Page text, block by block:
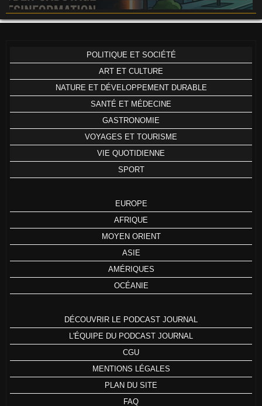
POLITIQUE ET SOCIÉTÉ
ART ET CULTURE
NATURE ET DÉVELOPPEMENT DURABLE
SANTÉ ET MÉDECINE
GASTRONOMIE
VOYAGES ET TOURISME
VIE QUOTIDIENNE
SPORT
EUROPE
AFRIQUE
MOYEN ORIENT
ASIE
AMÉRIQUES
OCÉANIE
DÉCOUVRIR LE PODCAST JOURNAL
L'ÉQUIPE DU PODCAST JOURNAL
CGU
MENTIONS LÉGALES
PLAN DU SITE
FAQ